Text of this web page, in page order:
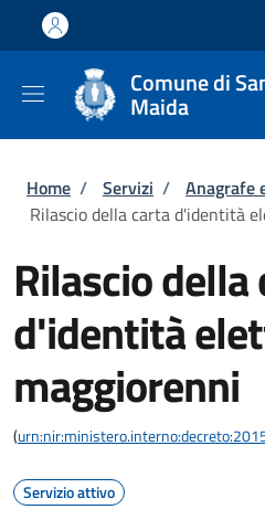
Salta al contenuto principale
Skip to footer content
Comune di
Maida
Briciole di pane
Home / Servizi / Anagrafe
Rilascio della carta d'identità
Rilascio della
d'identità
maggiorenni
(
Servizio attivo